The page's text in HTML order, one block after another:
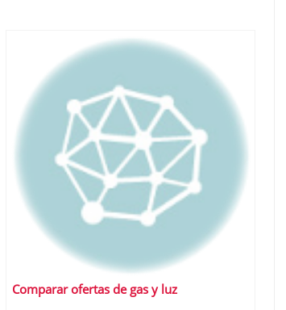
Comparar ofertas de gas y luz